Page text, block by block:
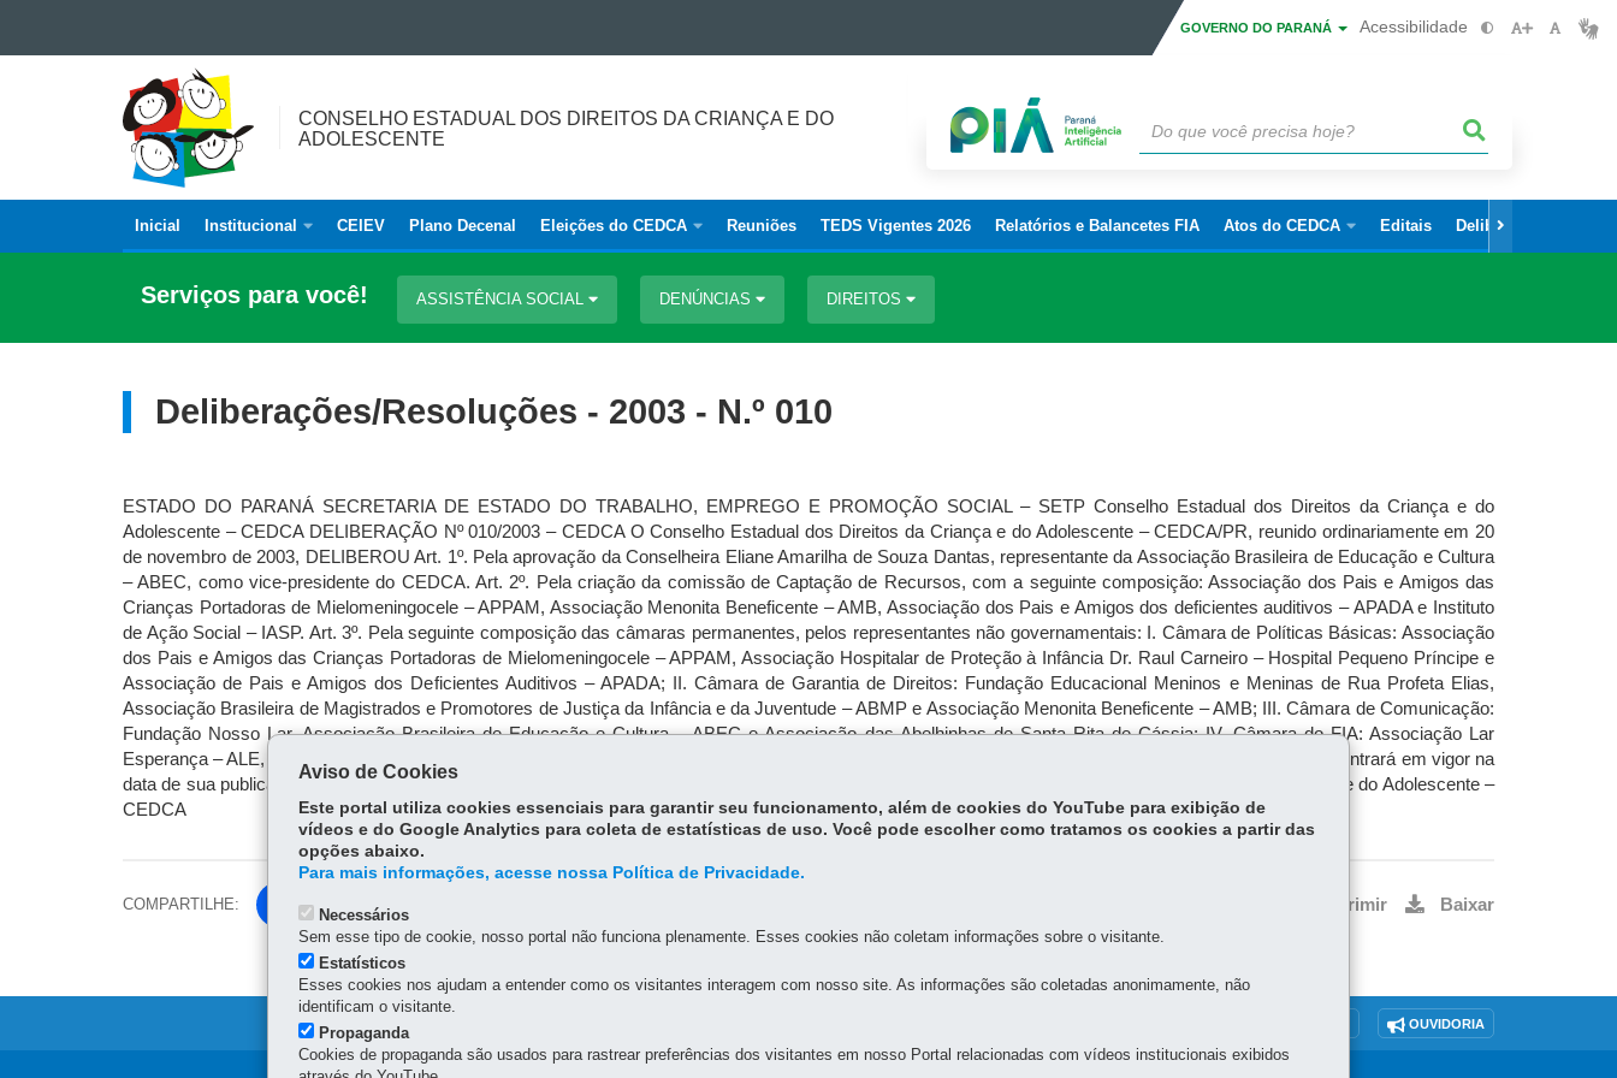
Ir para a navegação
Ir para a busca
GOVERNO DO PARANÁ Acessibilidade
CONSELHO
ESTADUAL
DOS
DIREITOS
DA
CRIANÇA
E
DO
ADOLESCENTE
CONSELHO ESTADUAL DOS DIREITOS DA CRIANÇA E DO
ADOLESCENTE
Navegação
principal
Inicial Institucional CEIEV Plano Decenal Eleições do CEDCA Reuniões TEDS Vigentes 2026 Relatórios e Balancetes FIA Atos do CEDCA Editais Deliberações e
Serviços para você! ASSISTÊNCIA SOCIAL DENÚNCIAS DIREITOS
Deliberações/Resoluções - 2003 - N.º 010
ESTADO DO PARANÁ SECRETARIA DE ESTADO DO TRABALHO, EMPREGO E PROMOÇÃO SOCIAL – SETP Conselho Estadual dos Direitos da Criança e do
Adolescente – CEDCA DELIBERAÇÃO Nº 010/2003 – CEDCA O Conselho Estadual dos Direitos da Criança e do Adolescente – CEDCA/PR, reunido ordinariamente em 20
de novembro de 2003, DELIBEROU Art. 1º. Pela aprovação da Conselheira Eliane Amarilha de Souza Dantas, representante da Associação Brasileira de Educação e Cultura
– ABEC, como vice-presidente do CEDCA. Art. 2º. Pela criação da comissão de Captação de Recursos, com a seguinte composição: Associação dos Pais e Amigos das
Crianças Portadoras de Mielomeningocele – APPAM, Associação Menonita Beneficente – AMB, Associação dos Pais e Amigos dos deficientes auditivos – APADA e Instituto
de Ação Social – IASP. Art. 3º. Pela seguinte composição das câmaras permanentes, pelos representantes não governamentais: I. Câmara de Políticas Básicas: Associação
dos Pais e Amigos das Crianças Portadoras de Mielomeningocele – APPAM, Associação Hospitalar de Proteção à Infância Dr. Raul Carneiro – Hospital Pequeno Príncipe e
Associação de Pais e Amigos dos Deficientes Auditivos – APADA; II. Câmara de Garantia de Direitos: Fundação Educacional Meninos e Meninas de Rua Profeta Elias,
Associação Brasileira de Magistrados e Promotores de Justiça da Infância e da Juventude – ABMP e Associação Menonita Beneficente – AMB; III. Câmara de Comunicação:
Fundação Nosso Lar, Associação Brasileira de Educação e Cultura – ABEC e Associação das Abelhinhas de Santa Rita de Cássia; IV. Câmara do FIA: Associação Lar
Esperança – ALE, Associação Feminina de Proteção à Maternidade e à Infância de Curitiba – AFPMI e APAE de Barbosa Ferraz. Art. 4º. Esta Deliberação entrará em vigor na
data de sua publicação. PUBLIQUE-SE Curitiba, 01 de dezembro de 2003. Roque Zimmermann Presidente do Conselho Estadual dos Direitos da Criança e do Adolescente –
CEDCA
COMPARTILHE:
Fa
ce
bo
ok
itt
er
Imprimir Baixar
OUVIDORIA
Aviso de Cookies
Este portal utiliza cookies essenciais para garantir seu funcionamento, além de cookies do YouTube para exibição de
vídeos e do Google Analytics para coleta de estatísticas de uso. Você pode escolher como tratamos os cookies a partir das
opções abaixo.
Para mais informações, acesse nossa Política de Privacidade.
Necessários
Sem esse tipo de cookie, nosso portal não funciona plenamente. Esses cookies não coletam informações sobre o visitante.
Estatísticos
Esses cookies nos ajudam a entender como os visitantes interagem com nosso site. As informações são coletadas anonimamente, não
identificam o visitante.
Propaganda
Cookies de propaganda são usados para rastrear preferências dos visitantes em nosso Portal relacionadas com vídeos institucionais exibidos